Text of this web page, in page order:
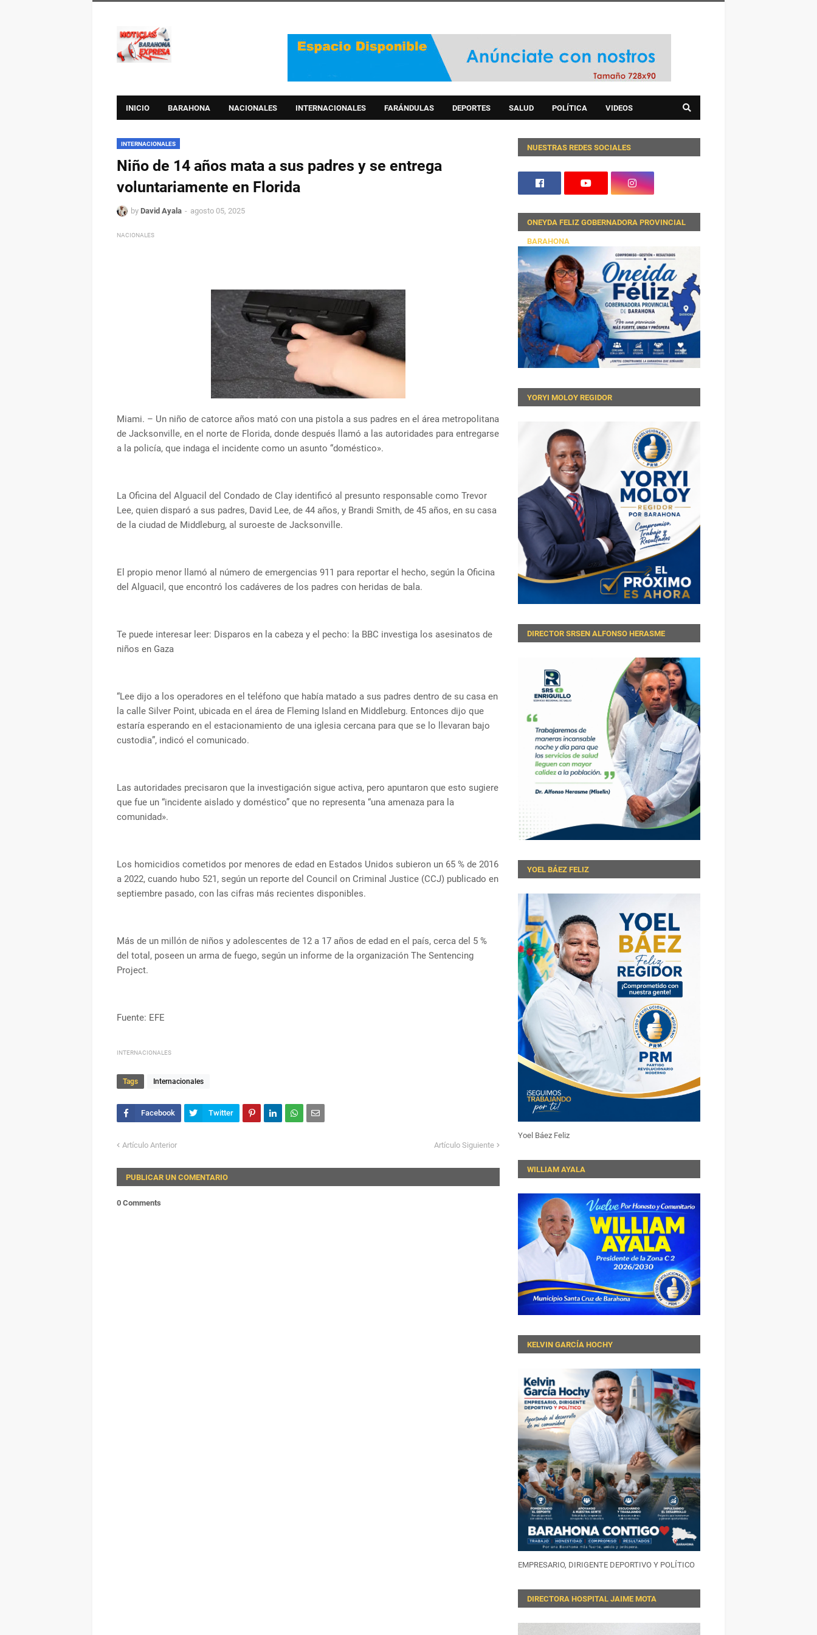
INICIO BARAHONA NACIONALES INTERNACIONALES FARÁNDULAS DEPORTES SALUD POLÍTICA VIDEOS
INTERNACIONALES
Niño de 14 años mata a sus padres y se entrega
voluntariamente en Florida
by David Ayala agosto 05, 2025
NACIONALES
Miami. – Un niño de catorce años mató con una pistola a sus padres en el área metropolitana
de Jacksonville, en el norte de Florida, donde después llamó a las autoridades para entregarse
a la policía, que indaga el incidente como un asunto “doméstico».
La Oficina del Alguacil del Condado de Clay identificó al presunto responsable como Trevor
Lee, quien disparó a sus padres, David Lee, de 44 años, y Brandi Smith, de 45 años, en su casa
de la ciudad de Middleburg, al suroeste de Jacksonville.
El propio menor llamó al número de emergencias 911 para reportar el hecho, según la Oficina
del Alguacil, que encontró los cadáveres de los padres con heridas de bala.
Te puede interesar leer: Disparos en la cabeza y el pecho: la BBC investiga los asesinatos de
niños en Gaza
“Lee dijo a los operadores en el teléfono que había matado a sus padres dentro de su casa en
la calle Silver Point, ubicada en el área de Fleming Island en Middleburg. Entonces dijo que
estaría esperando en el estacionamiento de una iglesia cercana para que se lo llevaran bajo
custodia”, indicó el comunicado.
Las autoridades precisaron que la investigación sigue activa, pero apuntaron que esto sugiere
que fue un “incidente aislado y doméstico” que no representa “una amenaza para la
comunidad».
Los homicidios cometidos por menores de edad en Estados Unidos subieron un 65 % de 2016
a 2022, cuando hubo 521, según un reporte del Council on Criminal Justice (CCJ) publicado en
septiembre pasado, con las cifras más recientes disponibles.
Más de un millón de niños y adolescentes de 12 a 17 años de edad en el país, cerca del 5 %
del total, poseen un arma de fuego, según un informe de la organización The Sentencing
Project.
Fuente: EFE
INTERNACIONALES
Tags Internacionales
Artículo Anterior Artículo Siguiente
PUBLICAR UN COMENTARIO
0 Comments
NUESTRAS REDES SOCIALES
ONEYDA FELIZ GOBERNADORA PROVINCIAL
BARAHONA
YORYI MOLOY REGIDOR
DIRECTOR SRSEN ALFONSO HERASME
YOEL BÁEZ FELIZ
Yoel Báez Feliz
WILLIAM AYALA
KELVIN GARCÍA HOCHY
EMPRESARIO, DIRIGENTE DEPORTIVO Y POLÍTICO
DIRECTORA HOSPITAL JAIME MOTA